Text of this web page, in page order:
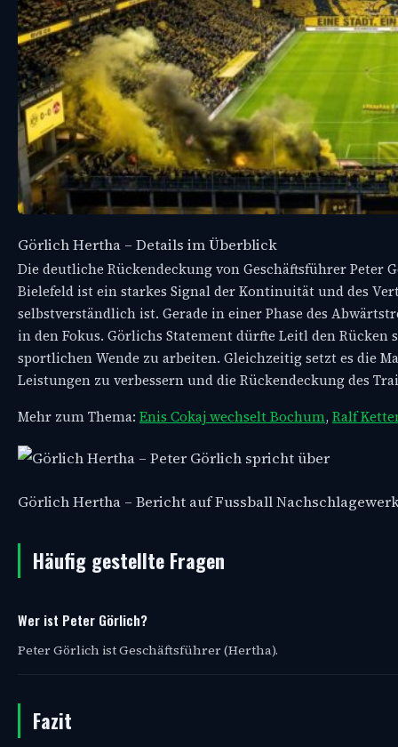
Görlich Hertha – Details im Überblick
Die deutliche Rückendeckung von Geschäftsführer Peter
Bielefeld ist ein starkes Signal der Kontinuität und des
selbstverständlich ist. Gerade in einer Phase des
in den Fokus. Görlichs Statement dürfte Leitl den
sportlichen Wende zu arbeiten. Gleichzeitig setzt es die
Leistungen zu verbessern und die Rückendeckung des
Mehr zum Thema: Enis Cokaj wechselt Bochum, Ralf
Görlich Hertha – Bericht auf Fussball
Häufig gestellte Fragen
Wer ist Peter Görlich?
Peter Görlich ist Geschäftsführer (Hertha).
Fazit